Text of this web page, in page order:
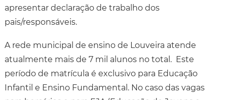
apresentar declaração de trabalho dos
pais/responsáveis.
A rede municipal de ensino de Louveira atende
atualmente mais de 7 mil alunos no total. Este
período de matrícula é exclusivo para Educação
Infantil e Ensino Fundamental. No caso das vagas